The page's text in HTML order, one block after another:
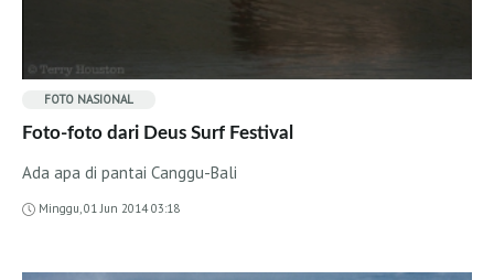
Entitas Resmi Indonesia
FOTO NASIONAL
Foto-foto dari Deus Surf Festival
Ada apa di pantai Canggu-Bali
Minggu, 01 Jun 2014 03:18